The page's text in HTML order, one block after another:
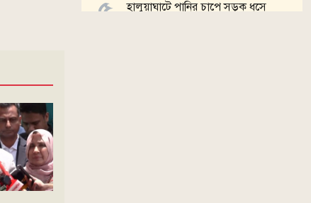
হালুয়াঘাটে পানির চাপে সড়ক ধসে